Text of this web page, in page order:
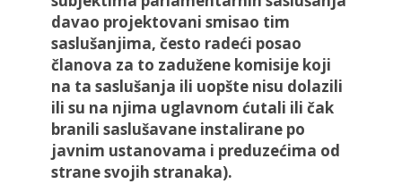
davao projektovani smisao tim
saslušanjima, često radeći posao
članova za to zadužene komisije koji
na ta saslušanja ili uopšte nisu dolazili
ili su na njima uglavnom ćutali ili čak
branili saslušavane instalirane po
javnim ustanovama i preduzećima od
strane svojih stranaka).